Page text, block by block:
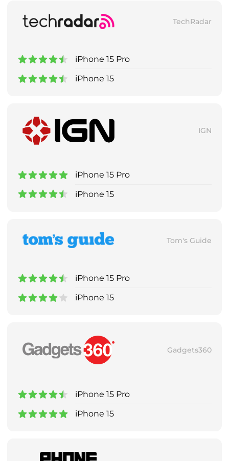
TechRadar
iPhone 15 Pro
iPhone 15
IGN
iPhone 15 Pro
iPhone 15
Tom's Guide
iPhone 15 Pro
iPhone 15
Gadgets360
iPhone 15 Pro
iPhone 15